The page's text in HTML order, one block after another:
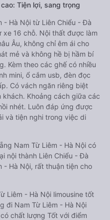
Tiện lợi, sang trọng
- Hà Nội từ Liên Chiểu - Đà
xe 16 chỗ. Nội thất được làm
Âu, không chỉ êm ái cho
mẻ và không hề bị hầm bí
Kèm theo các ghế có nhiều
mini, ổ cắm usb, đèn đọc
Có vách ngăn riêng biệt
Khoảng cách giữa các
nhét. Luôn đáp ứng được
và tiện nghi trong việc di
Nam Từ Liêm - Hà Nội có
nội thành Liên Chiểu - Đà
- Hà Nội, rất thuận tiện cho
Liêm - Hà Nội limousine tốt
đi Nam Từ Liêm - Hà Nội
chất lượng Tốt với điểm